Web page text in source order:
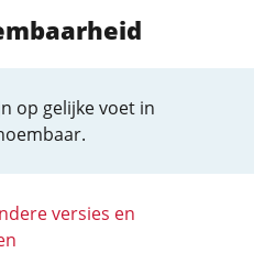
op gelijke voet in
versies en